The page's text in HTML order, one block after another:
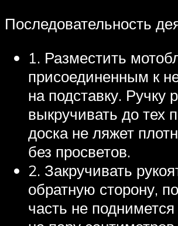
Последовательность
1. Разместить
присоединенным к
на подставку. Ручку
выкручивать до тех
доска не ляжет
без просветов.
2. Закручивать
обратную сторону,
часть не